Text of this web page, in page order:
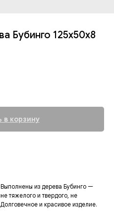
Бубинго 125х50х8
в корзину
из дерева Бубинго —
тяжелого и твердого, не
и красивое изделие.